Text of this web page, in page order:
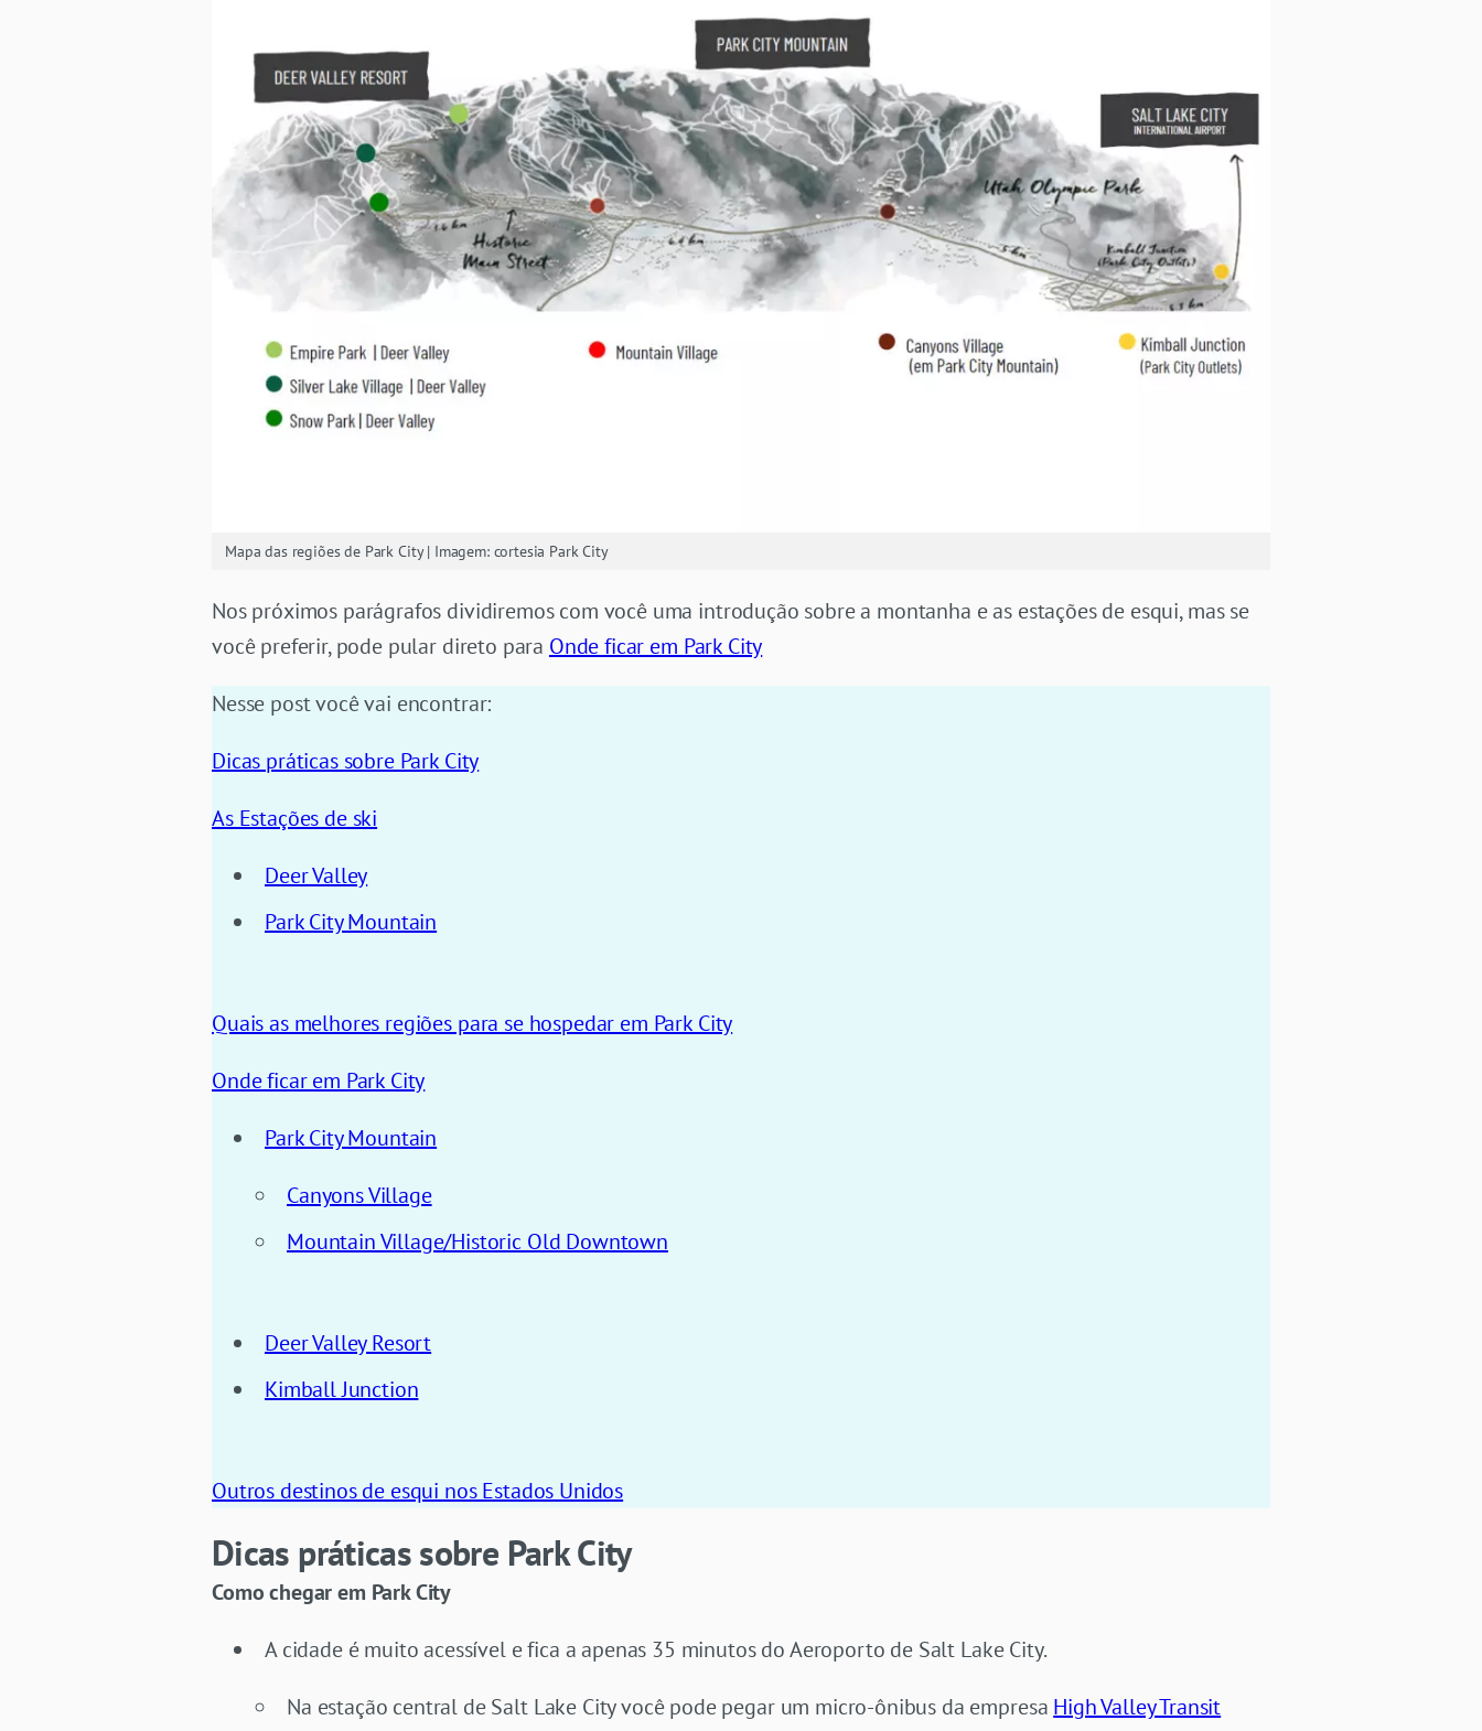
Mapa das regiões de Park City | Imagem: cortesia Park City
Nos próximos parágrafos dividiremos com você uma introdução sobre a montanha e as estações de esqui, mas se
você preferir, pode pular direto para Onde ficar em Park City
Nesse post você vai encontrar:
Dicas práticas sobre Park City
As Estações de ski
Deer Valley
Park City Mountain
Quais as melhores regiões para se hospedar em Park City
Onde ficar em Park City
Park City Mountain
Canyons Village
Mountain Village/Historic Old Downtown
Deer Valley Resort
Kimball Junction
Outros destinos de esqui nos Estados Unidos
Dicas práticas sobre Park City
Como chegar em Park City
A cidade é muito acessível e fica a apenas 35 minutos do Aeroporto de Salt Lake City.
Na estação central de Salt Lake City você pode pegar um micro-ônibus da empresa High Valley Transit